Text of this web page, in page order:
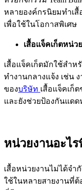
หลายองค์กรนิยมทำเ
เพื่อใช้ในโอกาสพิเศษ
เสื้อแจ็คเก็ตหน่ว
เสื้อแจ็คเก็ตมักใช้สำ
ทำงานกลางแจ้ง เช่น
ของบริษัท เสื้อแจ็คเก็
และยังช่วยป้องกันแด
หน่วยงานอะไ
เสื้อหน่วยงานไม่ได้จำ
ใช้ในหลายสายงานที่